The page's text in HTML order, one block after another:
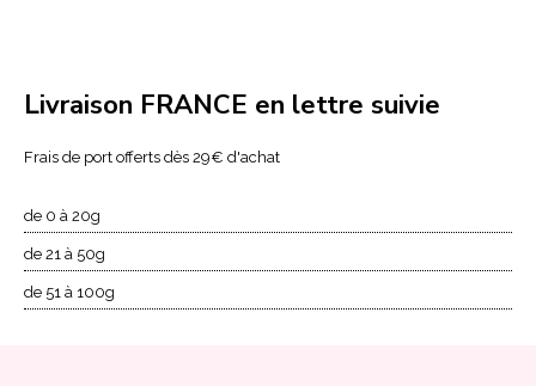
Livraison FRANCE en lettre suivie
Frais de port offerts dès 29€ d'achat
de 0 à 20g
de 21 à 50g
de 51 à 100g